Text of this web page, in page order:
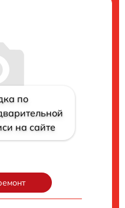
по
на сайте